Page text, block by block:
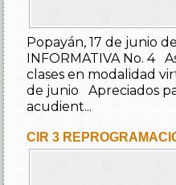
2026 CIRCULAR
Desarrollo de
Jornada sábado 20
de familia y
SIMULACRO